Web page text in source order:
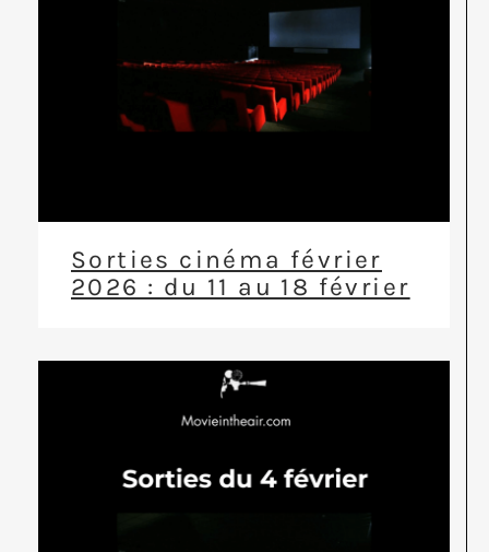
Sorties cinéma février
2026 : du 11 au 18 février